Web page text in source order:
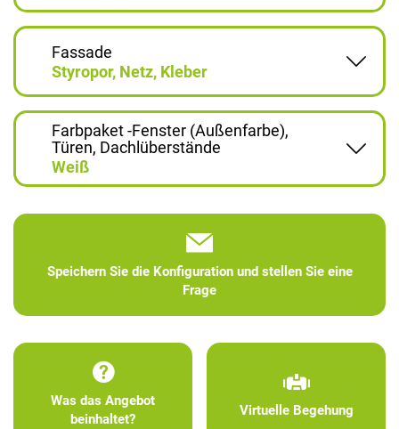
Fassade
Styropor, Netz, Kleber
Farbpaket -Fenster (Außenfarbe),
Türen, Dachlüberstände
Weiß
Speichern Sie die Konfiguration und stellen Sie eine
Frage
Was das Angebot
beinhaltet?
Virtuelle Begehung